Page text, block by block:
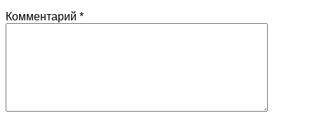
Комментарий *